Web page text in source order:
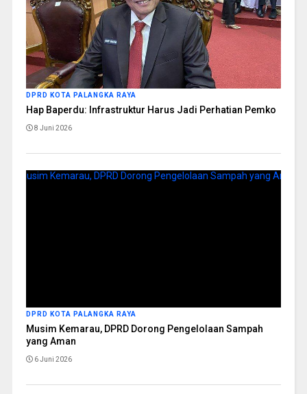
DPRD KOTA PALANGKA RAYA
Hap Baperdu: Infrastruktur Harus Jadi Perhatian Pemko
8 Juni 2026
DPRD KOTA PALANGKA RAYA
Musim Kemarau, DPRD Dorong Pengelolaan Sampah
yang Aman
6 Juni 2026